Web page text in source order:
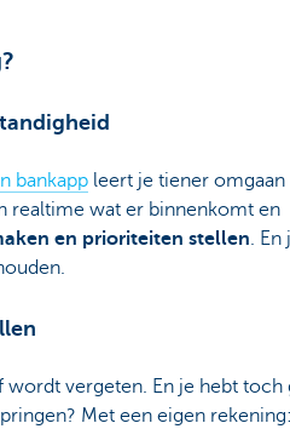
bankappleert je tiener omgaan
realtime wat er binnenkomt en
en prioriteiten stellen. En
wordt vergeten. En je hebt toch
Met een eigen